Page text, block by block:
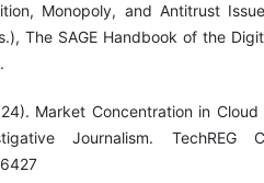
Monopoly, and Antitrust
The SAGE Handbook of the
Market Concentration in Cloud
Journalism. TechREG